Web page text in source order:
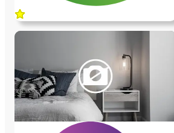
principalement s'occuper du ménage, du
linge de l'aide en épluchages et à la
cuisine , un peu d'assistance senior . Nous
compétences du candidat dans d'autres
domaines : bricolage, peinture, couture,
les tâches peuvent être variées, on ne
s’ennuie jamais . Commune de Rennes
Métropole, les lignes de bus STAR 74 et
61 sont à proximité (2km); nous pouvons
prêter un vélo. Au plaisir de faire votre
connaissance !